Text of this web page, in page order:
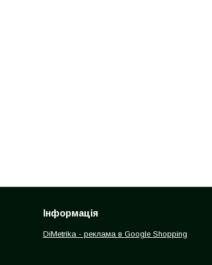
Інформація
DiMetrika - реклама в Google Shopping